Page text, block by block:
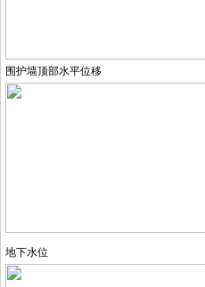
围护墙顶部水平位移
地下水位